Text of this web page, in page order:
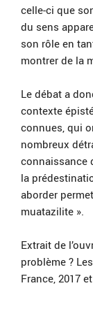
celle-ci que
du sens
son rôle en
montrer de la
Le débat a
contexte
connues, qui
nombreux
connaissance
la
aborder
muatazilite ».
Extrait de
problème ?
France, 2017